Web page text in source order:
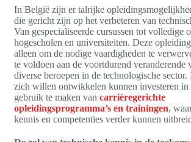
In België zijn er talrijke
die gericht zijn op het verbeteren van
Van gespecialiseerde cursussen tot volledige
hogescholen en universiteiten. Deze
alleen om de nodige vaardigheden te
te voldoen aan de voortdurend veranderende
diverse beroepen in de technologische sector.
zich willen ontwikkelen kunnen investeren in
gebruik te maken van carrièregerichte
opleidingsprogramma’s en trainingen,
kennis en competenties verder kunnen